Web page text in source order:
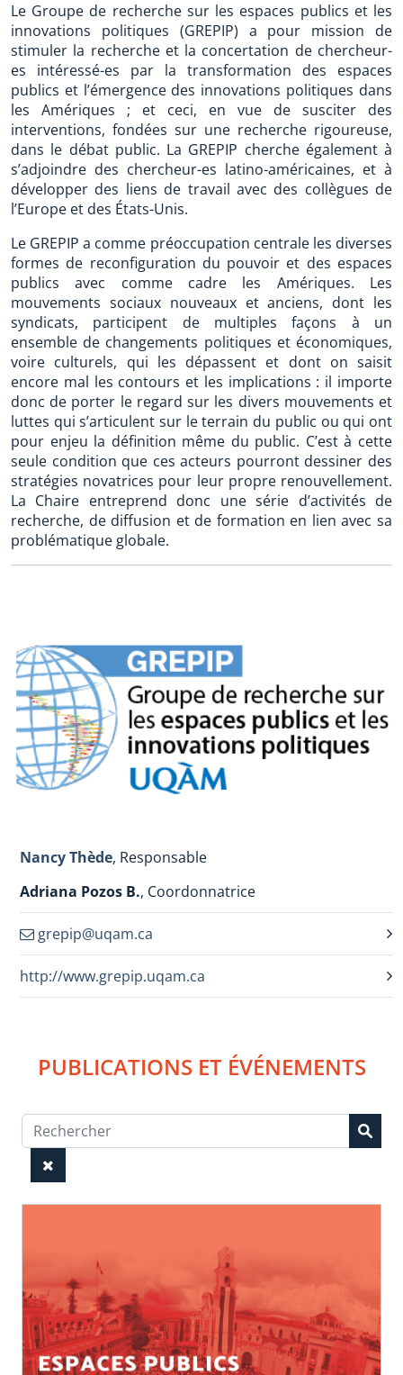
Le Groupe de recherche sur les espaces publics et les
innovations politiques (GREPIP) a pour mission de
stimuler la recherche et la concertation de chercheur-
es intéressé-es par la transformation des espaces
publics et l’émergence des innovations politiques dans
les Amériques ; et ceci, en vue de susciter des
interventions, fondées sur une recherche rigoureuse,
dans le débat public. La GREPIP cherche également à
s’adjoindre des chercheur-es latino-américaines, et à
développer des liens de travail avec des collègues de
l’Europe et des États-Unis.
Le GREPIP a comme préoccupation centrale les diverses
formes de reconfiguration du pouvoir et des espaces
publics avec comme cadre les Amériques. Les
mouvements sociaux nouveaux et anciens, dont les
syndicats, participent de multiples façons à un
ensemble de changements politiques et économiques,
voire culturels, qui les dépassent et dont on saisit
encore mal les contours et les implications : il importe
donc de porter le regard sur les divers mouvements et
luttes qui s’articulent sur le terrain du public ou qui ont
pour enjeu la définition même du public. C’est à cette
seule condition que ces acteurs pourront dessiner des
stratégies novatrices pour leur propre renouvellement.
La Chaire entreprend donc une série d’activités de
recherche, de diffusion et de formation en lien avec sa
problématique globale.
Nancy Thède, Responsable
Adriana Pozos B., Coordonnatrice
grepip@uqam.ca
http://www.grepip.uqam.ca
PUBLICATIONS ET ÉVÉNEMENTS